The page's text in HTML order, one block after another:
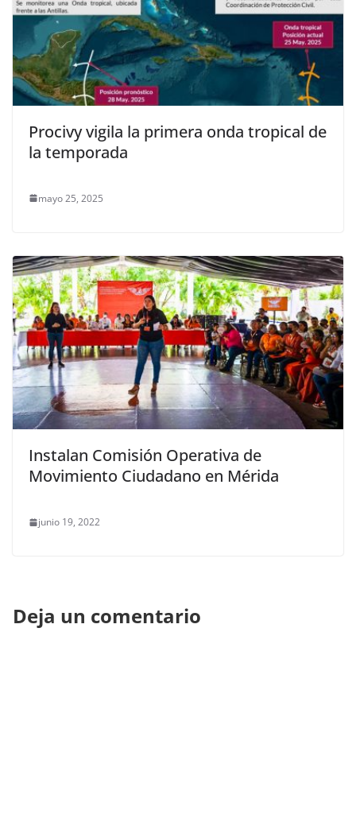
Procivy vigila la primera onda tropical de
la temporada
mayo 25, 2025
Instalan Comisión Operativa de
Movimiento Ciudadano en Mérida
junio 19, 2022
Deja un comentario